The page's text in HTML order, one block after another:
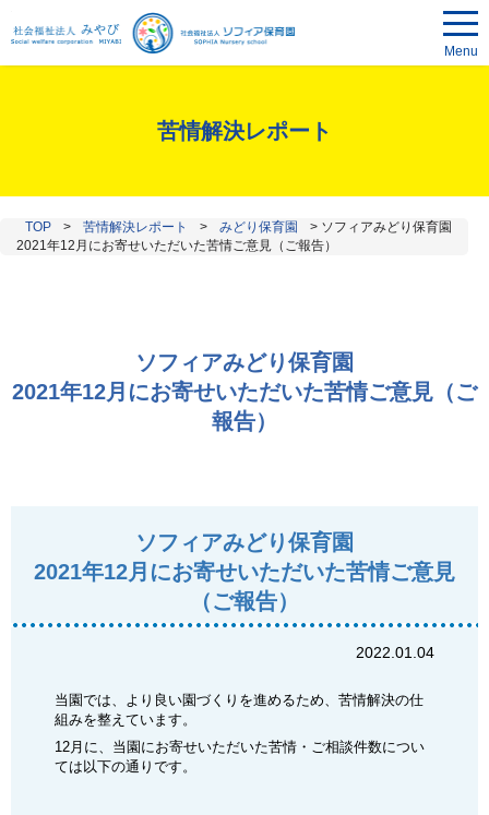
Menu
苦情解決レポート
TOP > 苦情解決レポート > みどり保育園 > ソフィアみどり保育園
2021年12月にお寄せいただいた苦情ご意見（ご報告）
ソフィアみどり保育園
2021年12月にお寄せいただいた苦情ご意見（ご
報告）
ソフィアみどり保育園
2021年12月にお寄せいただいた苦情ご意見
（ご報告）
2022.01.04
当園では、より良い園づくりを進めるため、苦情解決の仕
組みを整えています。
12月に、当園にお寄せいただいた苦情・ご相談件数につい
ては以下の通りです。